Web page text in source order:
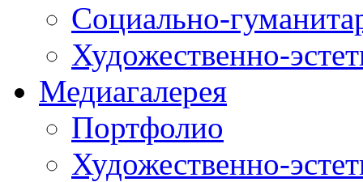
Социально-
Художественно-
Медиагалерея
Портфолио
Художественно-